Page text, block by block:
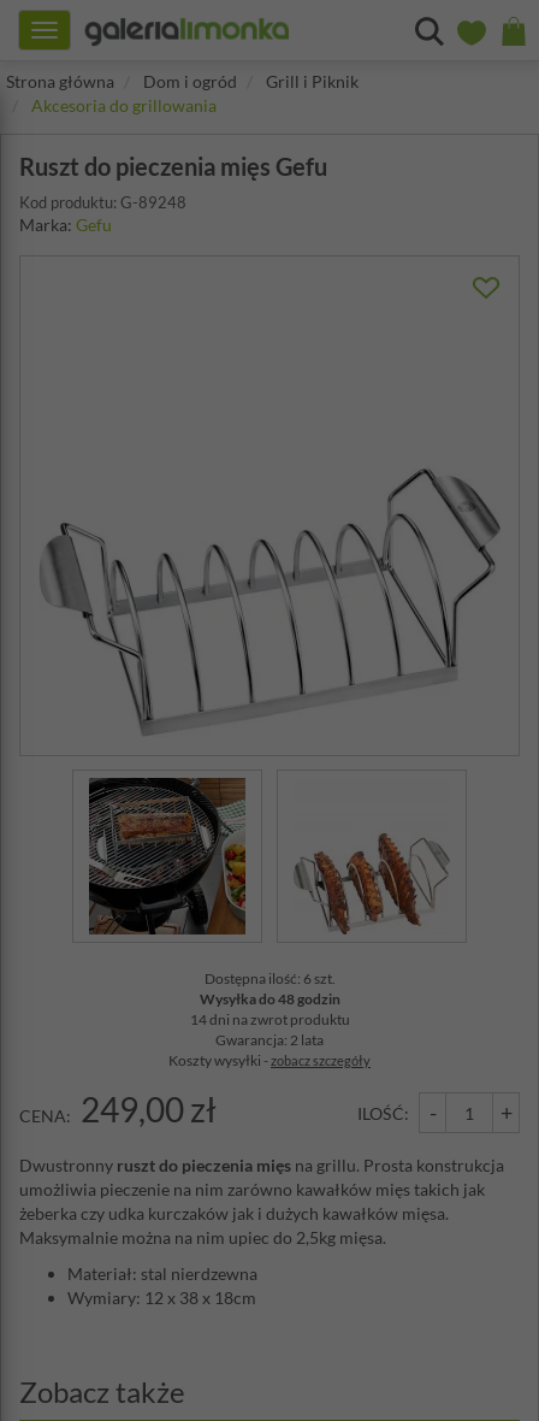
Toggle
navigation
Strona główna
Dom i ogród
Grill i Piknik
Akcesoria do grillowania
Ruszt do pieczenia mięs Gefu
Kod produktu: G-89248
Marka: Gefu
Dostępna ilość: 6 szt.
Wysyłka do 48 godzin
14 dni na zwrot produktu
Gwarancja: 2 lata
Koszty wysyłki -zobacz szczegóły
CENA: 249,00 zł ILOŚĆ: - +
Dwustronny ruszt do pieczenia mięs na grillu. Prosta konstrukcja
umożliwia pieczenie na nim zarówno kawałków mięs takich jak
żeberka czy udka kurczaków jak i dużych kawałków mięsa.
Maksymalnie można na nim upiec do 2,5kg mięsa.
Materiał: stal nierdzewna
Wymiary: 12 x 38 x 18cm
Zobacz także